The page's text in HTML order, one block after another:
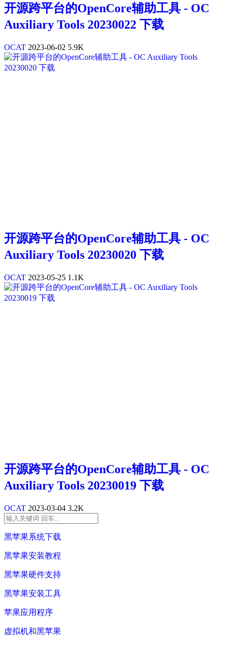
开源跨平台的OpenCore辅助工具 - OC
Auxiliary Tools 20230022 下载
OCAT 2023-06-02 5.9K
开源跨平台的OpenCore辅助工具 - OC
Auxiliary Tools 20230020 下载
OCAT 2023-05-25 1.1K
开源跨平台的OpenCore辅助工具 - OC
Auxiliary Tools 20230019 下载
OCAT 2023-03-04 3.2K
黑苹果系统下载
黑苹果安装教程
黑苹果硬件支持
黑苹果安装工具
苹果应用程序
虚拟机和黑苹果